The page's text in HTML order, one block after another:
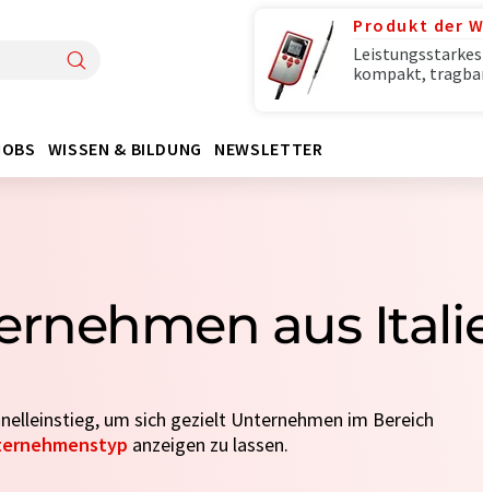
Produkt der
kompakt,
WISSEN & BILDUNG NEWSLETTER
aus
um sich gezielt Unternehmen im Bereich
anzeigen zu lassen.